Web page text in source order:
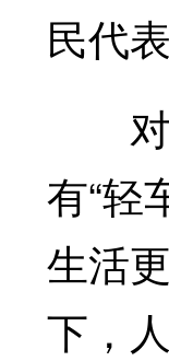
民代
对
有“轻
生活
下，